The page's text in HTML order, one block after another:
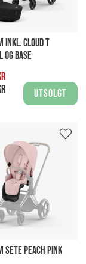
INKL. CLOUD T
OG BASE
Utsolgt
SETE PEACH PINK